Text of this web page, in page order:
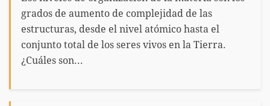
grados de aumento de complejidad de las
estructuras, desde el nivel atómico hasta el
conjunto total de los seres vivos en la Tierra.
¿Cuáles son...